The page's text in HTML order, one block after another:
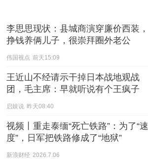
李思思现状：县城商演穿廉价西装，
挣钱养俩儿子，很崇拜圈外老公
伟国视点 前天15:09
王近山不经请示干掉日本战地观战
团，毛主席：早就听说有个王疯子
启娱说 昨天08:40
视频丨重走泰缅“死亡铁路”：为了“速
度”，日军把铁路修成了“地狱”
新浪财经 2026.7.06